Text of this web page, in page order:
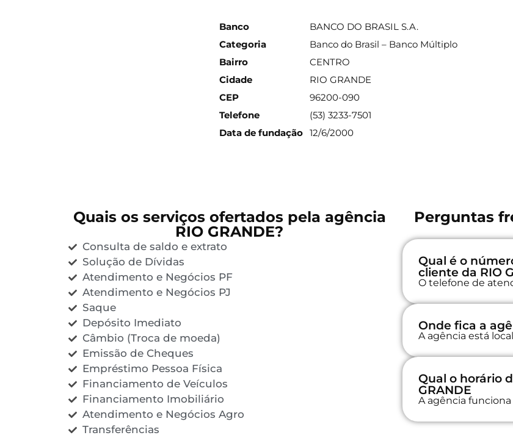
Banco
BANCO DO BRASIL S.A.
Categoria
Banco do Brasil – Banco Múltiplo
Bairro
CENTRO
Cidade
RIO GRANDE
CEP
96200-090
Telefone
(53) 3233-7501
Data de fundação 12/6/2000
Quais os serviços ofertados pela agência
RIO GRANDE?
Consulta de saldo e extrato
Solução de Dívidas
Atendimento e Negócios PF
Atendimento e Negócios PJ
Saque
Depósito Imediato
Câmbio (Troca de moeda)
Emissão de Cheques
Empréstimo Pessoa Física
Financiamento de Veículos
Financiamento Imobiliário
Atendimento e Negócios Agro
Transferências
Perguntas
Qual é o
cliente da RIO
O telefone de
Onde fica a
A agência está
Qual o horário
GRANDE
A agência funciona